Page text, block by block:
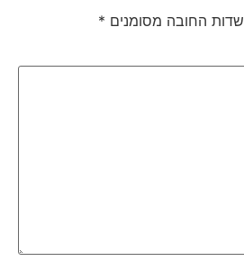
שדות החובה מסומנים *